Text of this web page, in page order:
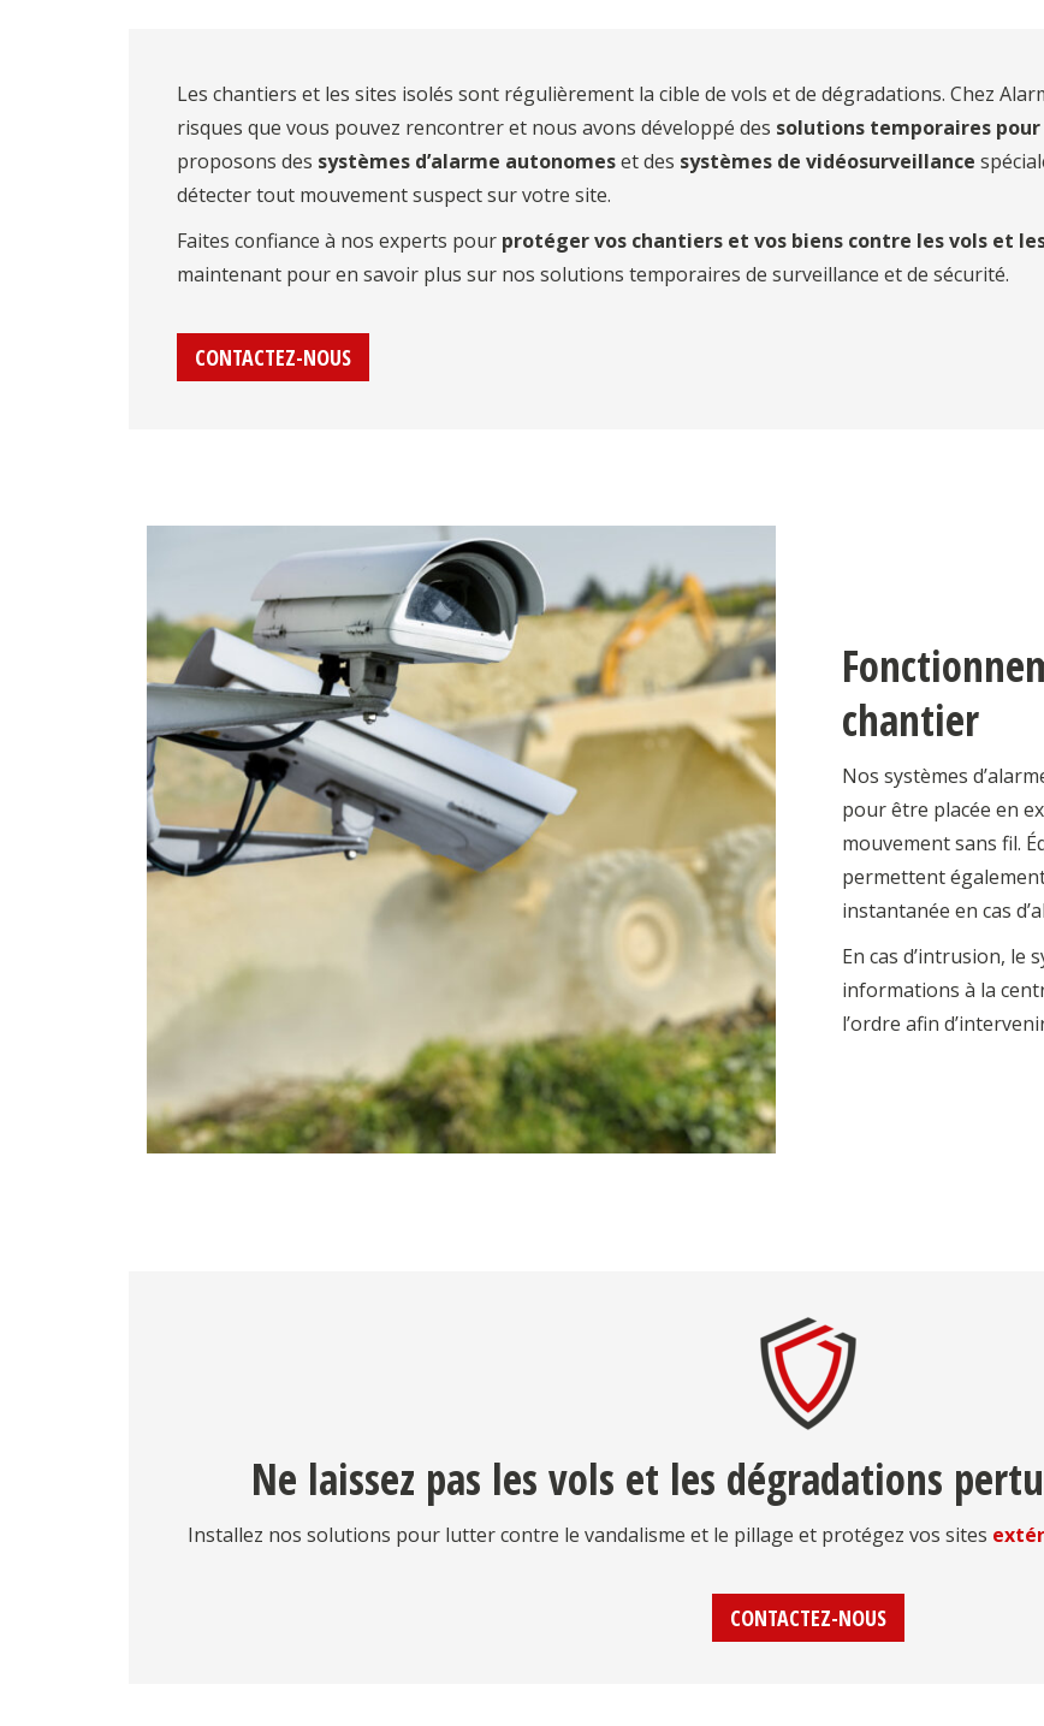
Les chantiers et les sites isolés sont régulièrement la cible de vols et de dégradations. Chez
risques que vous pouvez rencontrer et nous avons développé des solutions temporaires
proposons des systèmes d’alarme autonomeset des systèmes de vidéosurveillance
détecter tout mouvement suspect sur votre site.
Faites confiance à nos experts pour protéger vos chantiers et vos biens contre les vols et
maintenant pour en savoir plus sur nos solutions temporaires de surveillance et de sécurité.
CONTACTEZ-NOUS
chantier
Nos systèmes
pour être placée en
mouvement sans fil.
permettent
instantanée en cas
En cas d’intrusion, le
informations à la
l’ordre afin
Ne laissez pas les vols et les dégradations
Installez nos solutions pour lutter contre le vandalisme et le pillage et protégez vos sites
CONTACTEZ-NOUS